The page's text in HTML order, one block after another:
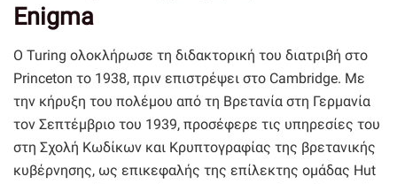
Enigma
Ο Turing ολοκλήρωσε τη διδακτορική του διατριβή στο
Princeton το 1938, πριν επιστρέψει στο Cambridge. Με
την κήρυξη του πολέμου από τη Βρετανία στη Γερμανία
τον Σεπτέμβριο του 1939, προσέφερε τις υπηρεσίες του
στη Σχολή Κωδίκων και Κρυπτογραφίας της βρετανικής
κυβέρνησης, ως επικεφαλής της επίλεκτης ομάδας Hut